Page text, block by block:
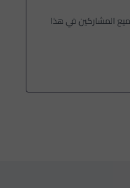
في هذا